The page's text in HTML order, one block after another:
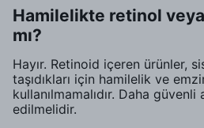
Hamilelikte retinol
mı?
Hayır. Retinoid içeren ürünler,
taşıdıkları için hamilelik ve
kullanılmamalıdır. Daha
edilmelidir.